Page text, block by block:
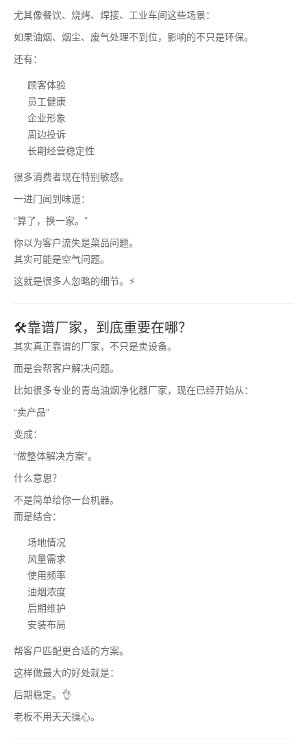
尤其像餐饮、烧烤、焊接、工业车间这些场景：
如果油烟、烟尘、废气处理不到位，影响的不只是环保。
还有：
顾客体验
员工健康
企业形象
周边投诉
长期经营稳定性
很多消费者现在特别敏感。
一进门闻到味道：
“算了，换一家。”
你以为客户流失是菜品问题。
其实可能是空气问题。
这就是很多人忽略的细节。⚡
🛠靠谱厂家，到底重要在哪？
其实真正靠谱的厂家，不只是卖设备。
而是会帮客户解决问题。
比如很多专业的青岛油烟净化器厂家，现在已经开始从：
“卖产品”
变成：
“做整体解决方案”。
什么意思？
不是简单给你一台机器。
而是结合：
场地情况
风量需求
使用频率
油烟浓度
后期维护
安装布局
帮客户匹配更合适的方案。
这样做最大的好处就是：
后期稳定。👌
老板不用天天操心。